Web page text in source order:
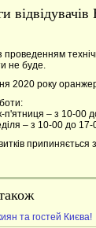
проведенням
не буде.
2020 року
п'ятниця – з 10-00
– з 10-00 до 17-
та гостей Києва!